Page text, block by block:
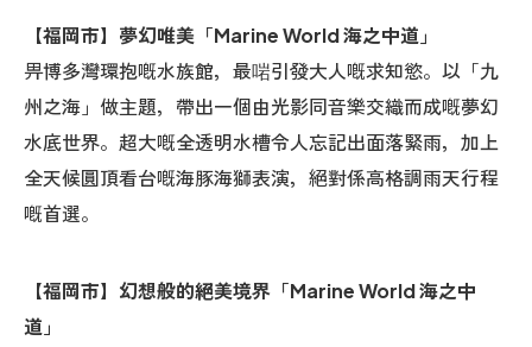
【福岡市】夢幻唯美「Marine World 海之中道」
畀博多灣環抱嘅水族館，最啱引發大人嘅求知慾。以「九
州之海」做主題，帶出一個由光影同音樂交織而成嘅夢幻
水底世界。超大嘅全透明水槽令人忘記出面落緊雨，加上
全天候圓頂看台嘅海豚海獅表演，絕對係高格調雨天行程
嘅首選。
【福岡市】幻想般的絕美境界「Marine World 海之中
道」